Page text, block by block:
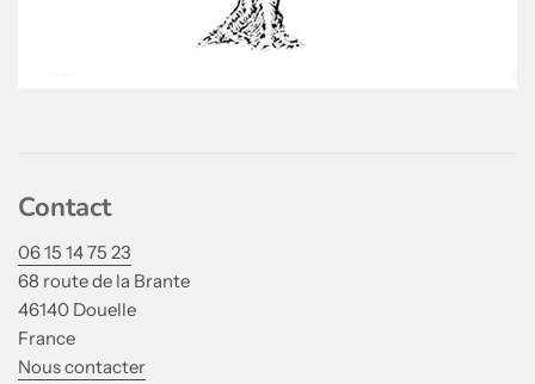
Contact
06 15 14 75 23
68 route de la Brante
46140 Douelle
France
Nous contacter